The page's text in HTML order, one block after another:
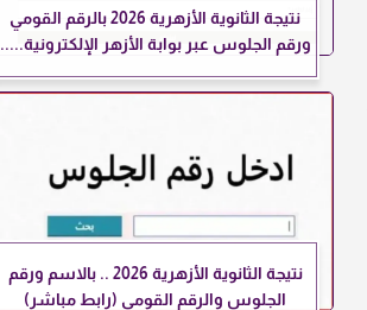
نتيجة الثانوية الأزهرية 2026 بالرقم القومي
ورقم الجلوس عبر بوابة الأزهر الإلكترونية.....
نتيجة الثانوية الأزهرية 2026 .. بالاسم ورقم
الجلوس والرقم القومي (رابط مباشر)